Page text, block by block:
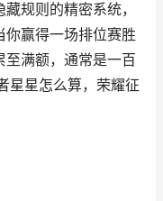
规则的精密系统，
赢得一场排位赛胜
满额，通常是一百
星星怎么算，荣耀征